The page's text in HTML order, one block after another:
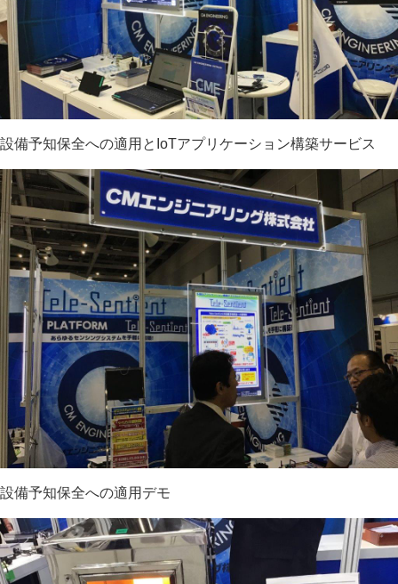
設備予知保全への適用とIoTアプリケーション構築サービス
設備予知保全への適用デモ